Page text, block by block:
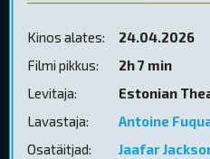
Kinos alates:
24.04.2026
Filmi pikkus:
2h 7 min
Levitaja:
Estonian
Lavastaja:
Antoine
Osatäitjad:
Jaafar